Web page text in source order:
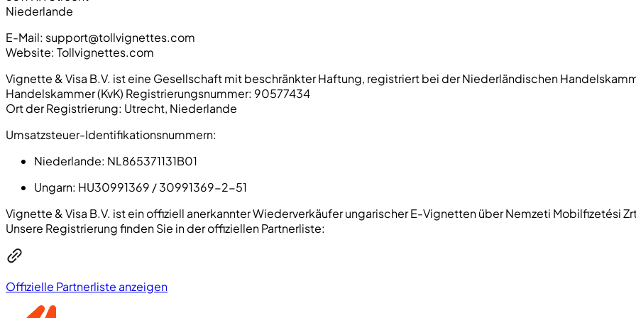
Niederlande
E-Mail: support@tollvignettes.com
Website: Tollvignettes.com
Vignette & Visa B.V. ist eine Gesellschaft mit beschränkter Haftung, registriert bei der Niederländischen
Handelskammer (KvK) Registrierungsnummer: 90577434
Ort der Registrierung: Utrecht, Niederlande
Umsatzsteuer-Identifikationsnummern:
Niederlande: NL865371131B01
Ungarn: HU30991369 / 30991369-2-51
Vignette & Visa B.V. ist ein offiziell anerkannter Wiederverkäufer ungarischer E-Vignetten überNemzeti Mobilfizetési
Unsere Registrierung finden Sie in der offiziellen Partnerliste:
Offizielle Partnerliste anzeigen